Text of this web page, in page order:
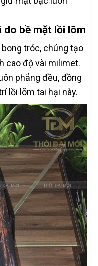
do bề mặt lồi lõm
tróc, chúng tạo
cao độ vài milimet.
phẳng đều, đồng
lồi lõm tai hại này.